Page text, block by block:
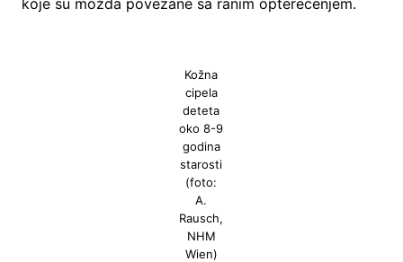
Kožna
cipela
deteta
oko 8-9
godina
starosti
(foto:
A.
Rausch,
NHM
Wien)